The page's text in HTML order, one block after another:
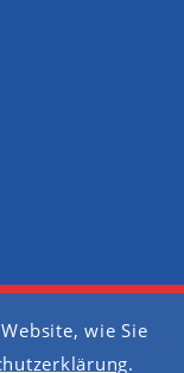
wie Sie
.